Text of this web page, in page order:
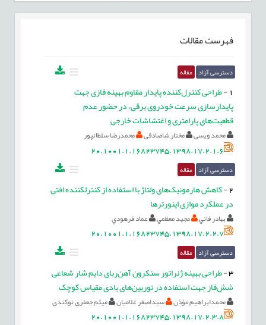
فهرست مقالات
دسترسی آزاد مقاله
-طراحی کنترل‌کننده پایدار مقاوم بهینه فازی جهت
پایدارسازی سرعت خودروی برقی، در حضور عدم
قطعیت‌های پارامتری و اغتشاشات خارجی
محمد ویسی مختار شاصادقی محمدرضا سلطانپور
20.1001.1.16823745.1398.17.2.1.6
دسترسی آزاد مقاله
2
-کاهش هارمونیک‌های ولتاژ با استفاده از کنترل‏کننده افتی
در عملکرد موازی اینورترها
بهادر فاني مجيد معظمي عماد فرهودي
20.1001.1.16823745.1398.17.2.2.7
دسترسی آزاد مقاله
3
-طراحی بهینه ژنراتور سنکرون آهن‌ربای دایم شار شعاعی
شش‌فاز جهت استفاده در توربین‌های بادی مقیاس کوچک
محمدابراهیم مؤذن سیداصغر غلامیان میثم جعفری نوکندی
20.1001.1.16823745.1398.17.2.3.8